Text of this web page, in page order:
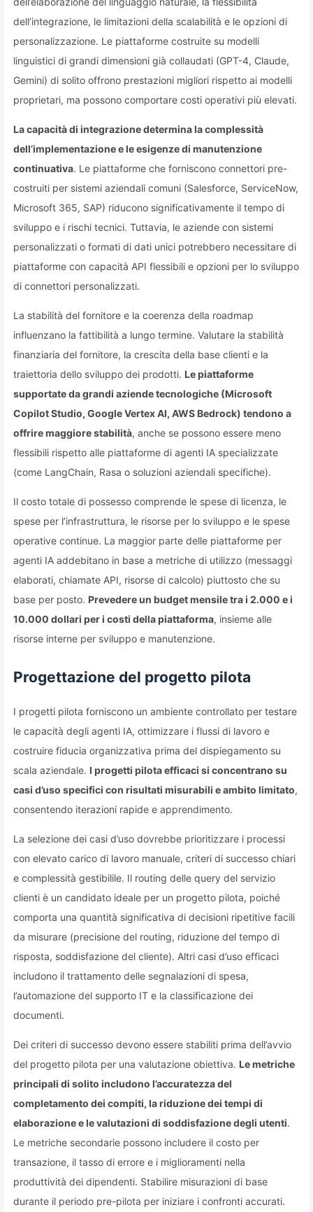
dell’integrazione, le limitazioni della scalabilità e le opzioni di
personalizzazione. Le piattaforme costruite su modelli
linguistici di grandi dimensioni già collaudati (GPT-4, Claude,
Gemini) di solito offrono prestazioni migliori rispetto ai modelli
proprietari, ma possono comportare costi operativi più elevati.
La capacità di integrazione determina la complessità
dell’implementazione e le esigenze di manutenzione
continuativa. Le piattaforme che forniscono connettori pre-
costruiti per sistemi aziendali comuni (Salesforce, ServiceNow,
Microsoft 365, SAP) riducono significativamente il tempo di
sviluppo e i rischi tecnici. Tuttavia, le aziende con sistemi
personalizzati o formati di dati unici potrebbero necessitare di
piattaforme con capacità API flessibili e opzioni per lo sviluppo
di connettori personalizzati.
La stabilità del fornitore e la coerenza della roadmap
influenzano la fattibilità a lungo termine. Valutare la stabilità
finanziaria del fornitore, la crescita della base clienti e la
traiettoria dello sviluppo dei prodotti. Le piattaforme
supportate da grandi aziende tecnologiche (Microsoft
Copilot Studio, Google Vertex AI, AWS Bedrock) tendono a
offrire maggiore stabilità, anche se possono essere meno
flessibili rispetto alle piattaforme di agenti IA specializzate
(come LangChain, Rasa o soluzioni aziendali specifiche).
Il costo totale di possesso comprende le spese di licenza, le
spese per l’infrastruttura, le risorse per lo sviluppo e le spese
operative continue. La maggior parte delle piattaforme per
agenti IA addebitano in base a metriche di utilizzo (messaggi
elaborati, chiamate API, risorse di calcolo) piuttosto che su
base per posto. Prevedere un budget mensile tra i 2.000 e i
10.000 dollari per i costi della piattaforma, insieme alle
risorse interne per sviluppo e manutenzione.
Progettazione del progetto pilota
I progetti pilota forniscono un ambiente controllato per testare
le capacità degli agenti IA, ottimizzare i flussi di lavoro e
costruire fiducia organizzativa prima del dispiegamento su
scala aziendale. I progetti pilota efficaci si concentrano su
casi d’uso specifici con risultati misurabili e ambito limitato,
consentendo iterazioni rapide e apprendimento.
La selezione dei casi d’uso dovrebbe prioritizzare i processi
con elevato carico di lavoro manuale, criteri di successo chiari
e complessità gestibilile. Il routing delle query del servizio
clienti è un candidato ideale per un progetto pilota, poiché
comporta una quantità significativa di decisioni ripetitive facili
da misurare (precisione del routing, riduzione del tempo di
risposta, soddisfazione del cliente). Altri casi d’uso efficaci
includono il trattamento delle segnalazioni di spesa,
l’automazione del supporto IT e la classificazione dei
documenti.
Dei criteri di successo devono essere stabiliti prima dell’avvio
del progetto pilota per una valutazione obiettiva. Le metriche
principali di solito includono l’accuratezza del
completamento dei compiti, la riduzione dei tempi di
elaborazione e le valutazioni di soddisfazione degli utenti.
Le metriche secondarie possono includere il costo per
transazione, il tasso di errore e i miglioramenti nella
produttività dei dipendenti. Stabilire misurazioni di base
durante il periodo pre-pilota per iniziare i confronti accurati.